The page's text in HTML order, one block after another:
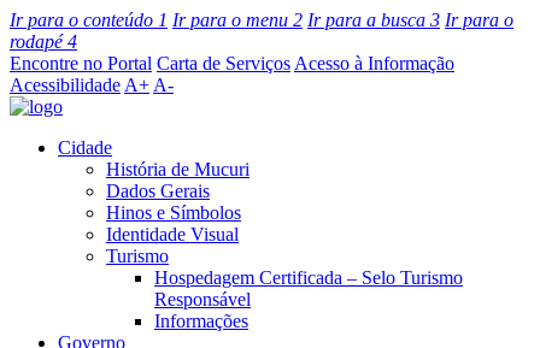
Ir para o conteúdo 1 Ir para o menu 2 Ir para a busca 3 Ir para o
rodapé4
Encontre no Portal Carta de Serviços Acesso à Informação
Acessibilidade A+ A-
Cidade
História de Mucuri
Dados Gerais
Hinos e Símbolos
Identidade Visual
Turismo
Hospedagem Certificada – Selo Turismo
Responsável
Informações
Governo